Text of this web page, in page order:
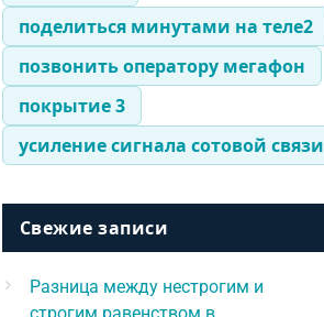
поделиться минутами на теле2
позвонить оператору мегафон
покрытие 3
усиление сигнала сотовой связи
Свежие записи
Разница между нестрогим и